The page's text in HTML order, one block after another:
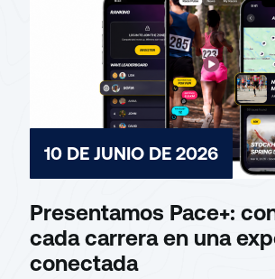
10 DE JUNIO DE 2026
Presentamos Pace+:
cada carrera en una
conectada